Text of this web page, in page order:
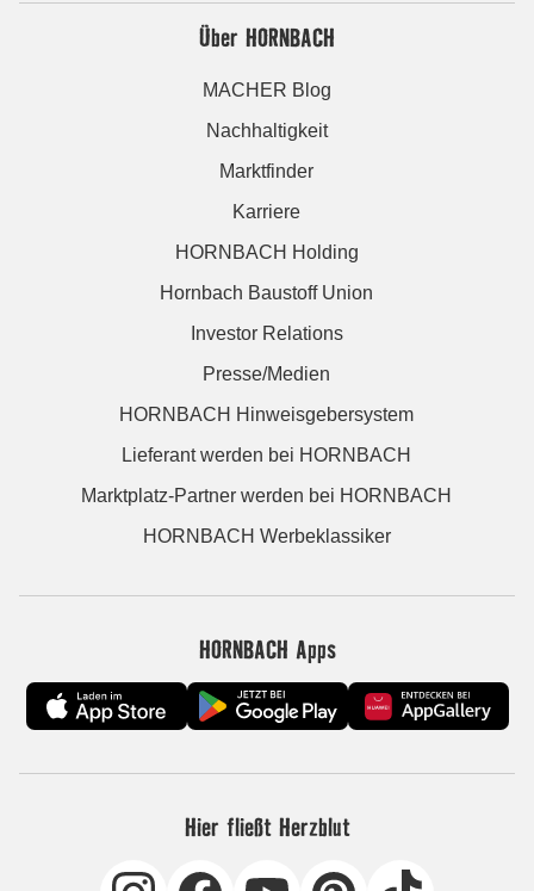
Über HORNBACH
MACHER Blog
Nachhaltigkeit
Marktfinder
Karriere
HORNBACH Holding
Hornbach Baustoff Union
Investor Relations
Presse/Medien
HORNBACH Hinweisgebersystem
Lieferant werden bei HORNBACH
Marktplatz-Partner werden bei HORNBACH
HORNBACH Werbeklassiker
HORNBACH Apps
Hier fließt Herzblut